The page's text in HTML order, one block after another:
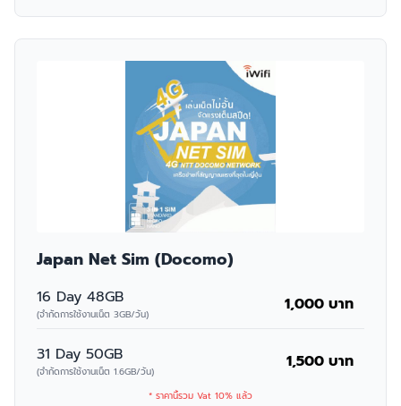
Japan Net Sim (Docomo)
16 Day 48GB
(จำกัดการใช้งานเน็ต 3GB/วัน) 1,000 บาท
31 Day 50GB
(จำกัดการใช้งานเน็ต 1.6GB/วัน) 1,500 บาท
* ราคานี้รวม Vat 10% แล้ว